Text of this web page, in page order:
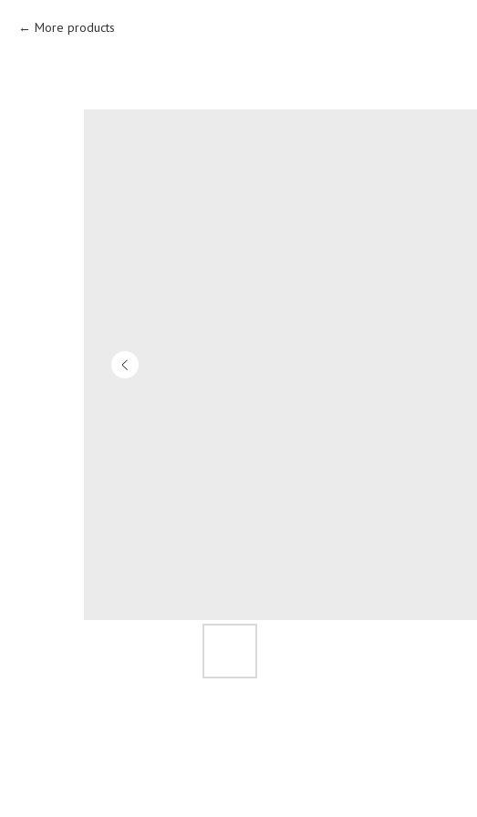
More products